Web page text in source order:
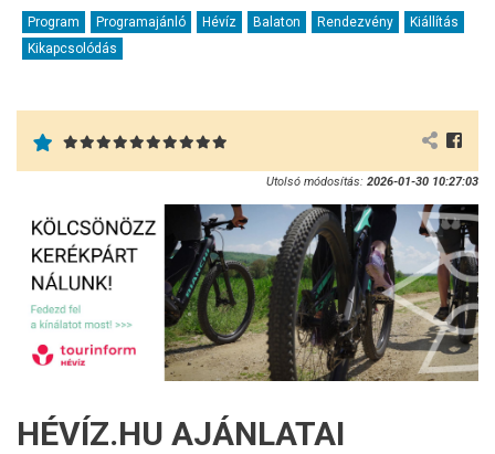
Program Programajánló Hévíz Balaton Rendezvény
Kiállítás
Kikapcsolódás
Utolsó módosítás: 2026-01-30 10:27:03
HÉVÍZ.HU AJÁNLATAI